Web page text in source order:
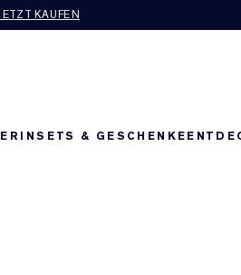
KAUFEN
SETS & GESCHENKE